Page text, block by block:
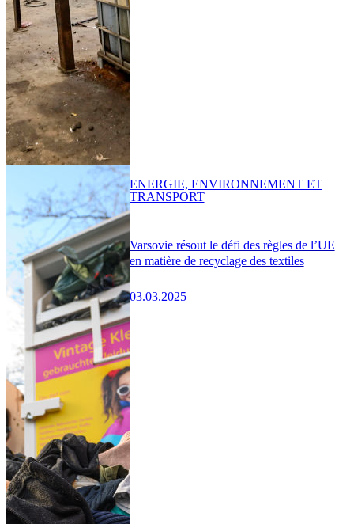
Varsovie résout le défi des règles de l’UE
en matière de recyclage des textiles
03.03.2025
ENERGIE, ENVIRONNEMENT ET
TRANSPORT